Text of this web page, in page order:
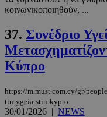
κοινωνικοποιηθούν, ...
37. Συνέδριο
Κύπρο
https://m.must.com.cy/gr/
tin-ygeia-stin-kypro
30/01/2026 | NEWS